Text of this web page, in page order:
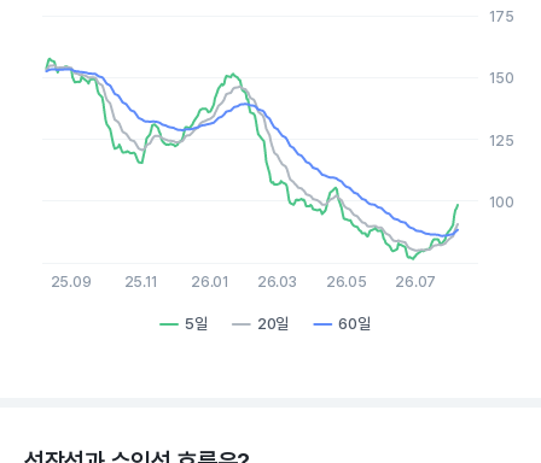
The chart has 1 X axis displaying Time. Data ranges from
The chart has 1 Y axis displaying values. Data ranges from
5일 20일 60일
25.09 25.11 26.01 26.03 26.05 26.07
100
125
150
175